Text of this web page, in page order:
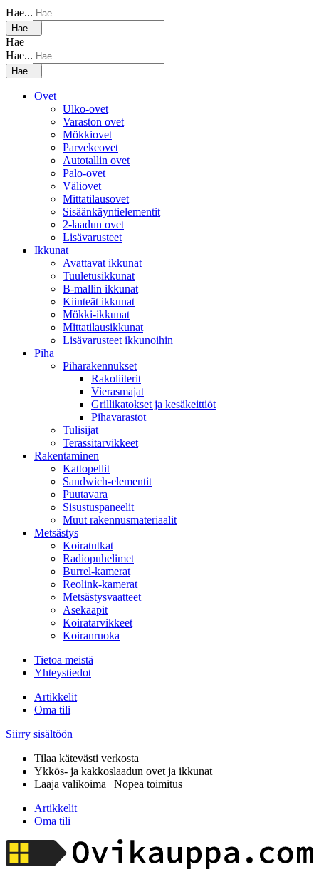
Hae...
Hae...
Hae
Hae...
Hae...
Ovet
Ulko-ovet
Varaston ovet
Mökkiovet
Parvekeovet
Autotallin ovet
Palo-ovet
Väliovet
Mittatilausovet
Sisäänkäyntielementit
2-laadun ovet
Lisävarusteet
Ikkunat
Avattavat ikkunat
Tuuletusikkunat
B-mallin ikkunat
Kiinteät ikkunat
Mökki-ikkunat
Mittatilausikkunat
Lisävarusteet ikkunoihin
Piha
Piharakennukset
Rakoliiterit
Vierasmajat
Grillikatokset ja kesäkeittiöt
Pihavarastot
Tulisijat
Terassitarvikkeet
Rakentaminen
Kattopellit
Sandwich-elementit
Puutavara
Sisustuspaneelit
Muut rakennusmateriaalit
Metsästys
Koiratutkat
Radiopuhelimet
Burrel-kamerat
Reolink-kamerat
Metsästysvaatteet
Asekaapit
Koiratarvikkeet
Koiranruoka
Tietoa meistä
Yhteystiedot
Artikkelit
Oma tili
Siirry sisältöön
Tilaa kätevästi verkosta
Ykkös- ja kakkoslaadun ovet ja ikkunat
Laaja valikoima | Nopea toimitus
Artikkelit
Oma tili